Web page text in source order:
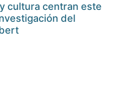
cultura centran este
del